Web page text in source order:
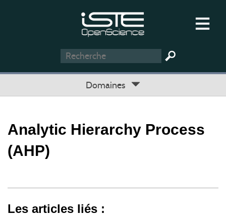
Domaines
Analytic Hierarchy Process
(AHP)
Les articles liés :